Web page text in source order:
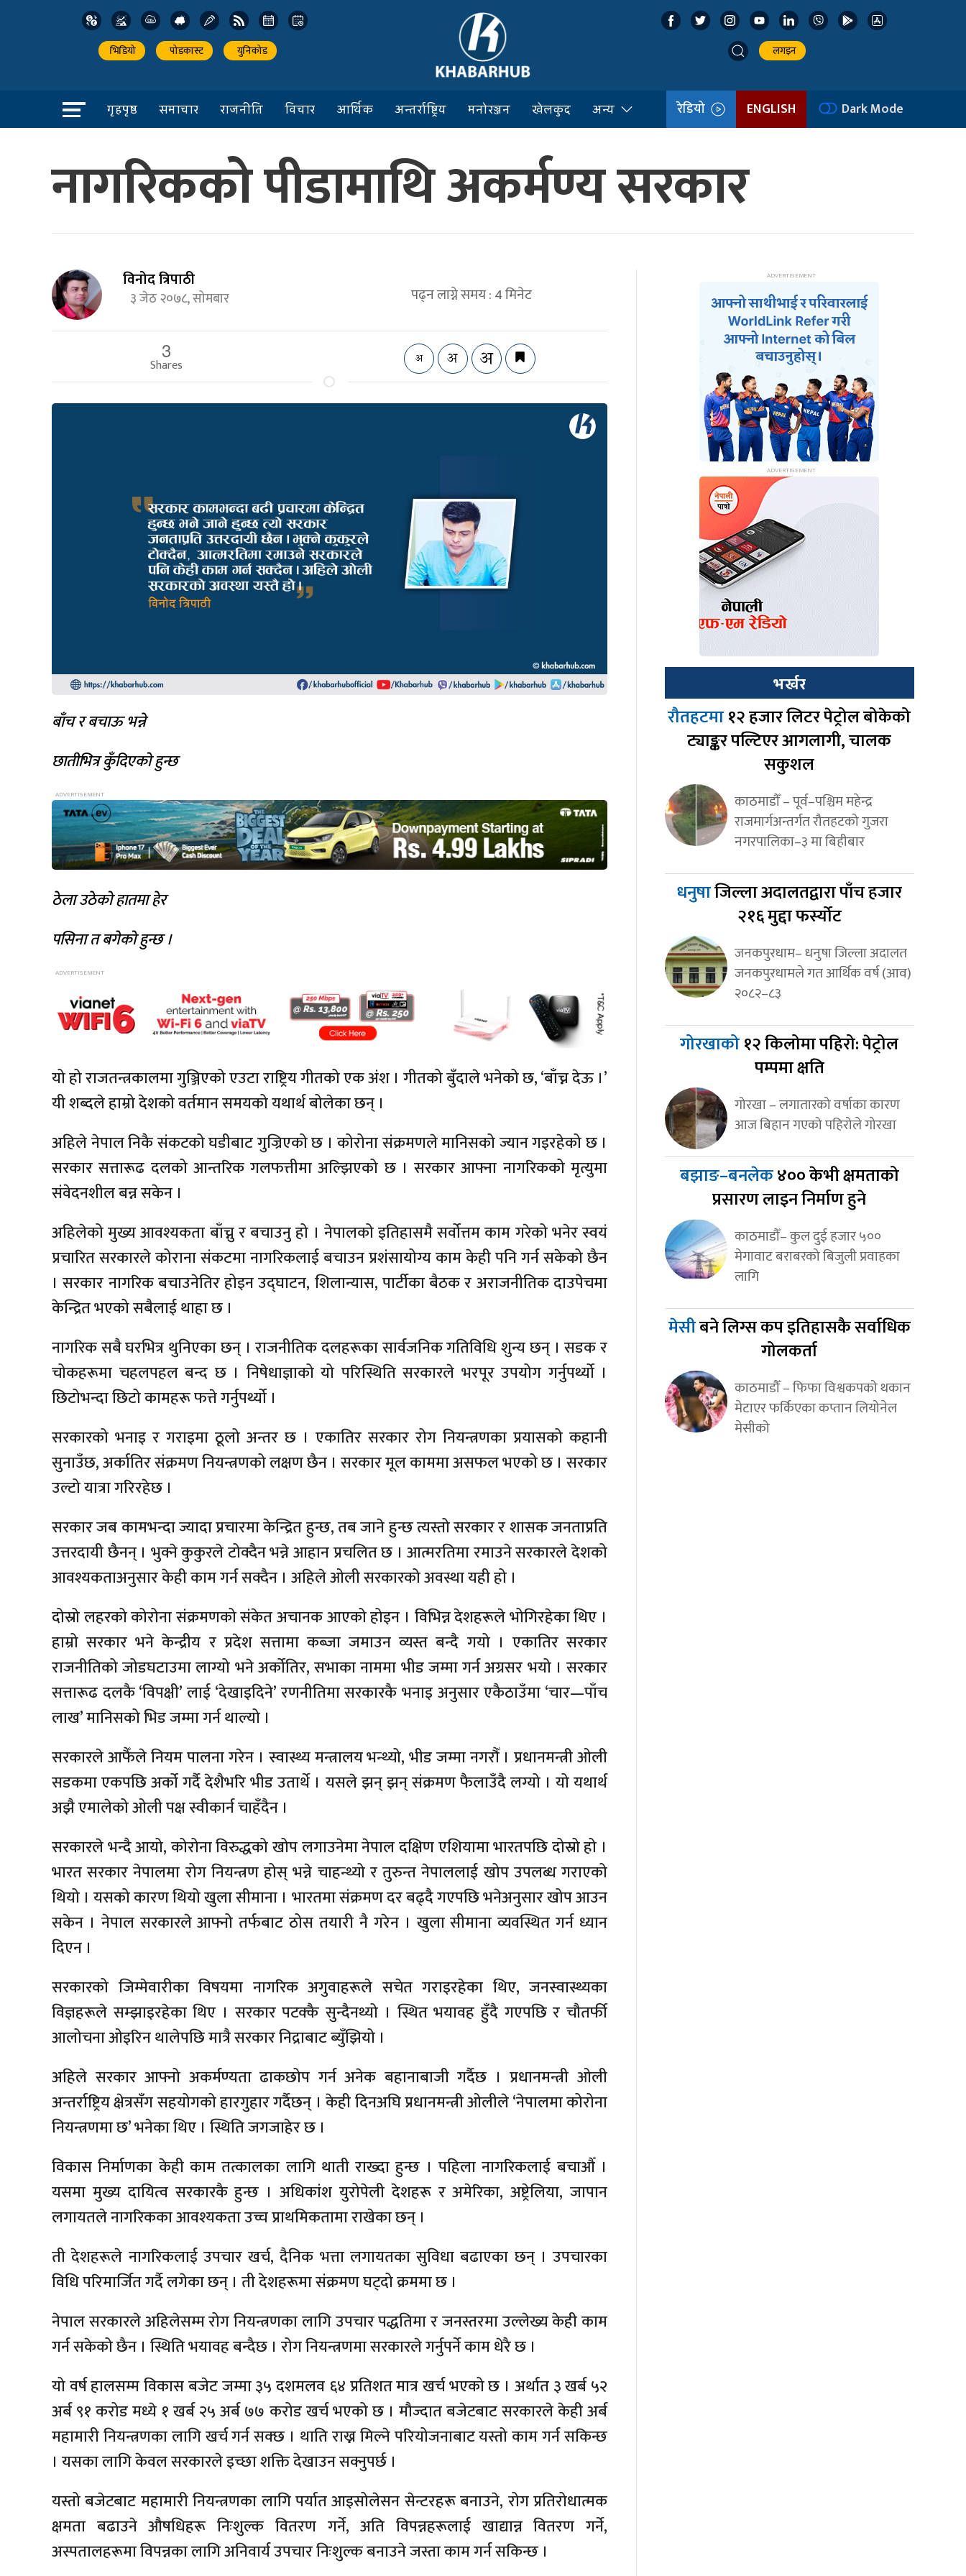
भिडियो पोडकास्ट युनिकोड लगइन
गृहपृष्ठ समाचार राजनीति विचार आर्थिक अन्तर्राष्ट्रिय मनोरञ्जन खेलकुद अन्य रेडियो ENGLISH Dark Mode
नागरिकको पीडामाथि अकर्मण्य सरकार
विनोद त्रिपाठी
३ जेठ २०७८, सोमबार पढ्न लाग्ने समय :4मिनेट
3
Shares
बाँच र बचाऊ भन्ने
छातीभित्र कुँदिएको हुन्छ
ठेला उठेको हातमा हेर
पसिना त बगेको हुन्छ ।
यो हो राजतन्त्रकालमा गुञ्जिएको एउटा राष्ट्रिय गीतको एक अंश । गीतको बुँदाले भनेको छ, ‘बाँच्न देऊ ।’
यी शब्दले हाम्रो देशको वर्तमान समयको यथार्थ बोलेका छन् ।
अहिले नेपाल निकै संकटको घडीबाट गुज्रिएको छ । कोरोना संक्रमणले मानिसको ज्यान गइरहेको छ ।
सरकार सत्तारूढ दलको आन्तरिक गलफत्तीमा अल्झिएको छ । सरकार आफ्ना नागरिकको मृत्युमा
संवेदनशील बन्न सकेन ।
अहिलेको मुख्य आवश्यकता बाँच्नु र बचाउनु हो । नेपालको इतिहासमै सर्वोत्तम काम गरेको भनेर स्वयं
प्रचारित सरकारले कोराना संकटमा नागरिकलाई बचाउन प्रशंसायोग्य काम केही पनि गर्न सकेको छैन
। सरकार नागरिक बचाउनेतिर होइन उद्घाटन, शिलान्यास, पार्टीका बैठक र अराजनीतिक दाउपेचमा
केन्द्रित भएको सबैलाई थाहा छ ।
नागरिक सबै घरभित्र थुनिएका छन् । राजनीतिक दलहरूका सार्वजनिक गतिविधि शुन्य छन् । सडक र
चोकहरूमा चहलपहल बन्द छ । निषेधाज्ञाको यो परिस्थिति सरकारले भरपूर उपयोग गर्नुपर्थ्यो ।
छिटोभन्दा छिटो कामहरू फत्ते गर्नुपर्थ्यो ।
सरकारको भनाइ र गराइमा ठूलो अन्तर छ । एकातिर सरकार रोग नियन्त्रणका प्रयासको कहानी
सुनाउँछ, अर्कातिर संक्रमण नियन्त्रणको लक्षण छैन । सरकार मूल काममा असफल भएको छ । सरकार
उल्टो यात्रा गरिरहेछ ।
सरकार जब कामभन्दा ज्यादा प्रचारमा केन्द्रित हुन्छ, तब जाने हुन्छ त्यस्तो सरकार र शासक जनताप्रति
उत्तरदायी छैनन् । भुक्ने कुकुरले टोक्दैन भन्ने आहान प्रचलित छ । आत्मरतिमा रमाउने सरकारले देशको
आवश्यकताअनुसार केही काम गर्न सक्दैन । अहिले ओली सरकारको अवस्था यही हो ।
दोस्रो लहरको कोरोना संक्रमणको संकेत अचानक आएको होइन । विभिन्न देशहरूले भोगिरहेका थिए ।
हाम्रो सरकार भने केन्द्रीय र प्रदेश सत्तामा कब्जा जमाउन व्यस्त बन्दै गयो । एकातिर सरकार
राजनीतिको जोडघटाउमा लाग्यो भने अर्कोतिर, सभाका नाममा भीड जम्मा गर्न अग्रसर भयो । सरकार
सत्तारूढ दलकै ‘विपक्षी’ लाई ‘देखाइदिने’ रणनीतिमा सरकारकै भनाइ अनुसार एकैठाउँमा ‘चार—पाँच
लाख’ मानिसको भिड जम्मा गर्न थाल्यो ।
सरकारले आफैँले नियम पालना गरेन । स्वास्थ्य मन्त्रालय भन्थ्यो, भीड जम्मा नगरौँ । प्रधानमन्त्री ओली
सडकमा एकपछि अर्को गर्दै देशैभरि भीड उतार्थे । यसले झन् झन् संक्रमण फैलाउँदै लग्यो । यो यथार्थ
अझै एमालेको ओली पक्ष स्वीकार्न चाहँदैन ।
सरकारले भन्दै आयो, कोरोना विरुद्धको खोप लगाउनेमा नेपाल दक्षिण एशियामा भारतपछि दोस्रो हो ।
भारत सरकार नेपालमा रोग नियन्त्रण होस् भन्ने चाहन्थ्यो र तुरुन्त नेपाललाई खोप उपलब्ध गराएको
थियो । यसको कारण थियो खुला सीमाना । भारतमा संक्रमण दर बढ्दै गएपछि भनेअनुसार खोप आउन
सकेन । नेपाल सरकारले आफ्नो तर्फबाट ठोस तयारी नै गरेन । खुला सीमाना व्यवस्थित गर्न ध्यान
दिएन ।
सरकारको जिम्मेवारीका विषयमा नागरिक अगुवाहरूले सचेत गराइरहेका थिए, जनस्वास्थ्यका
विज्ञहरूले सम्झाइरहेका थिए । सरकार पटक्कै सुन्दैनथ्यो । स्थित भयावह हुँदै गएपछि र चौतर्फी
आलोचना ओइरिन थालेपछि मात्रै सरकार निद्राबाट ब्युँझियो ।
अहिले सरकार आफ्नो अकर्मण्यता ढाकछोप गर्न अनेक बहानाबाजी गर्दैछ । प्रधानमन्त्री ओली
अन्तर्राष्ट्रिय क्षेत्रसँग सहयोगको हारगुहार गर्दैछन् । केही दिनअघि प्रधानमन्त्री ओलीले ‘नेपालमा कोरोना
नियन्त्रणमा छ’ भनेका थिए । स्थिति जगजाहेर छ ।
विकास निर्माणका केही काम तत्कालका लागि थाती राख्दा हुन्छ । पहिला नागरिकलाई बचाऔँ ।
यसमा मुख्य दायित्व सरकारकै हुन्छ । अधिकांश युरोपेली देशहरू र अमेरिका, अष्ट्रेलिया, जापान
लगायतले नागरिकका आवश्यकता उच्च प्राथमिकतामा राखेका छन् ।
ती देशहरूले नागरिकलाई उपचार खर्च, दैनिक भत्ता लगायतका सुविधा बढाएका छन् । उपचारका
विधि परिमार्जित गर्दै लगेका छन् । ती देशहरूमा संक्रमण घट्दो क्रममा छ ।
नेपाल सरकारले अहिलेसम्म रोग नियन्त्रणका लागि उपचार पद्धतिमा र जनस्तरमा उल्लेख्य केही काम
गर्न सकेको छैन । स्थिति भयावह बन्दैछ । रोग नियन्त्रणमा सरकारले गर्नुपर्ने काम धेरै छ ।
यो वर्ष हालसम्म विकास बजेट जम्मा ३५ दशमलव ६४ प्रतिशत मात्र खर्च भएको छ । अर्थात ३ खर्ब ५२
अर्ब ९१ करोड मध्ये १ खर्ब २५ अर्ब ७७ करोड खर्च भएको छ । मौज्दात बजेटबाट सरकारले केही अर्ब
महामारी नियन्त्रणका लागि खर्च गर्न सक्छ । थाति राख्न मिल्ने परियोजनाबाट यस्तो काम गर्न सकिन्छ
। यसका लागि केवल सरकारले इच्छा शक्ति देखाउन सक्नुपर्छ ।
यस्तो बजेटबाट महामारी नियन्त्रणका लागि पर्यात आइसोलेसन सेन्टरहरू बनाउने, रोग प्रतिरोधात्मक
क्षमता बढाउने औषधिहरू निःशुल्क वितरण गर्ने, अति विपन्नहरूलाई खाद्यान्न वितरण गर्ने,
अस्पतालहरूमा विपन्नका लागि अनिवार्य उपचार निःशुल्क बनाउने जस्ता काम गर्न सकिन्छ ।
भर्खर
रौतहटमा१२ हजार लिटर पेट्रोल बोकेको
ट्याङ्कर पल्टिएर आगलागी, चालक
सकुशल
काठमाडौँ – पूर्व–पश्चिम महेन्द्र
राजमार्गअन्तर्गत रौतहटको गुजरा
नगरपालिका–३ मा बिहीबार
धनुषाजिल्ला अदालतद्वारा पाँच हजार
२१६ मुद्दा फर्स्योट
जनकपुरधाम– धनुषा जिल्ला अदालत
जनकपुरधामले गत आर्थिक वर्ष (आव)
२०८२–८३
गोरखाको१२ किलोमा पहिरो: पेट्रोल
पम्पमा क्षति
गोरखा – लगातारको वर्षाका कारण
आज बिहान गएको पहिरोले गोरखा
बझाङ–बनलेक४०० केभी क्षमताको
प्रसारण लाइन निर्माण हुने
काठमाडौँ– कुल दुई हजार ५००
मेगावाट बराबरको बिजुली प्रवाहका
लागि
मेसीबने लिग्स कप इतिहासकै सर्वाधिक
गोलकर्ता
काठमाडौँ – फिफा विश्वकपको थकान
मेटाएर फर्किएका कप्तान लियोनेल
मेसीको